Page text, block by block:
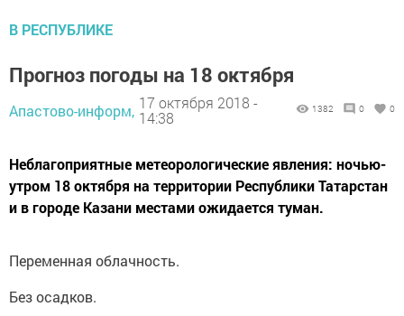
В РЕСПУБЛИКЕ
Прогноз погоды на 18 октября
Апастово-информ, 17 октября 2018 -
14:38
1382 0 0
Неблагоприятные метеорологические явления: ночью-
утром 18 октября на территории Республики Татарстан
и в городе Казани местами ожидается туман.
Переменная облачность.
Без осадков.